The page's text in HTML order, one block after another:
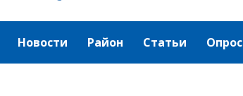
Новости Район Статьи Опрос